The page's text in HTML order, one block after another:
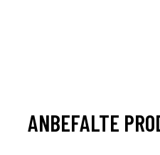
ANBEFALTE